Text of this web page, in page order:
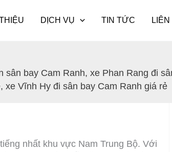
DỊCH VỤ TIN TỨC LIÊN
sân bay Cam Ranh, xe Phan Rang đi
, xe Vĩnh Hy đi sân bay Cam Ranh giá rẻ
nhất khu vực Nam Trung Bộ. Với